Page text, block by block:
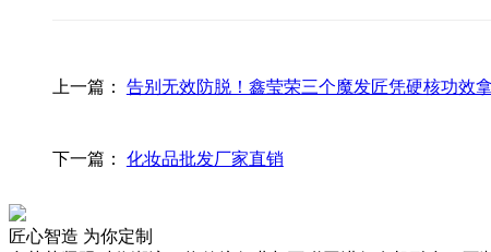
上一篇： 告别无效防脱！鑫莹荣三个魔发匠凭硬核功效
下一篇： 化妆品批发厂家直销
匠心智造 为你定制